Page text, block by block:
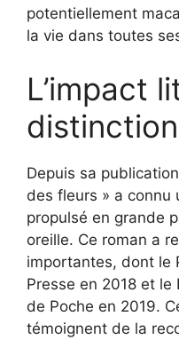
potentiellement
la vie dans toutes
L’impact
Depuis sa
des fleurs » a connu
propulsé en grande
oreille. Ce roman a
importantes, dont le
Presse en 2018 et
de Poche en 2019.
témoignent de la